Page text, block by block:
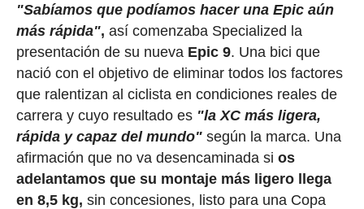
"Sabíamos que podíamos hacer una Epic aún
más rápida", así comenzaba Specialized la
presentación de su nueva Epic 9. Una bici que
nació con el objetivo de eliminar todos los factores
que ralentizan al ciclista en condiciones reales de
carrera y cuyo resultado es "la XC más ligera,
rápida y capaz del mundo" según la marca. Una
afirmación que no va desencaminada si os
adelantamos que su montaje más ligero llega
en 8,5 kg, sin concesiones, listo para una Copa